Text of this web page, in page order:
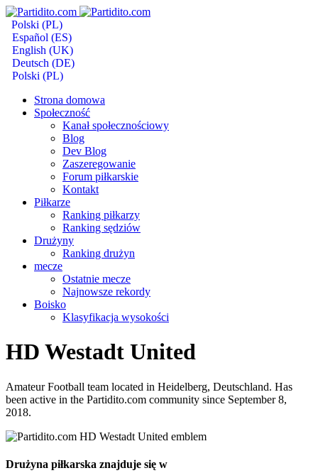
Polski (PL)
Español (ES)
English (UK)
Deutsch (DE)
Polski (PL)
Strona domowa
Społeczność
Kanał społecznościowy
Blog
Dev Blog
Zaszeregowanie
Forum piłkarskie
Kontakt
Piłkarze
Ranking piłkarzy
Ranking sędziów
Drużyny
Ranking drużyn
mecze
Ostatnie mecze
Najnowsze rekordy
Boisko
Klasyfikacja wysokości
HD Westadt United
Amateur Football team located in Heidelberg, Deutschland. Has
been active in the Partidito.com community since September 8,
2018.
Drużyna piłkarska znajduje się w